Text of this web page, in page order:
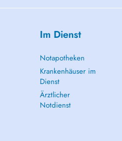
Im Dienst
Notapotheken
Krankenhäuser im
Dienst
Ärztlicher
Notdienst